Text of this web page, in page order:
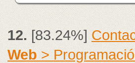
12.[83.24%]
Web>